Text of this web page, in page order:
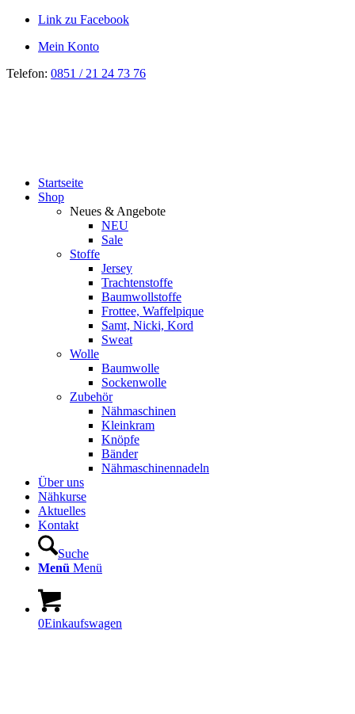
Link zu Facebook
Mein Konto
Telefon: 0851 / 21 24 73 76
Startseite
Shop
Neues & Angebote
NEU
Sale
Stoffe
Jersey
Trachtenstoffe
Baumwollstoffe
Frottee, Waffelpique
Samt, Nicki, Kord
Sweat
Wolle
Baumwolle
Sockenwolle
Zubehör
Nähmaschinen
Kleinkram
Knöpfe
Bänder
Nähmaschinennadeln
Über uns
Nähkurse
Aktuelles
Kontakt
Suche
Menü Menü
0Einkaufswagen